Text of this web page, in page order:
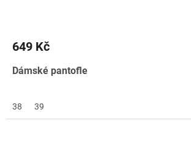
649 Kč
Dámské pantofle
38 39